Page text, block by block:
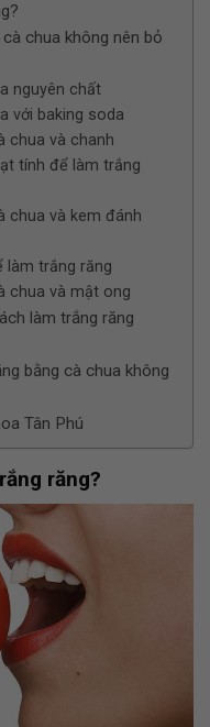
chua không nên bỏ
nguyên chất
với baking soda
chua và chanh
tính để làm trắng
chua và kem đánh
làm trắng răng
chua và mật ong
làm trắng răng
bằng cà chua không
Tân Phú
răng?